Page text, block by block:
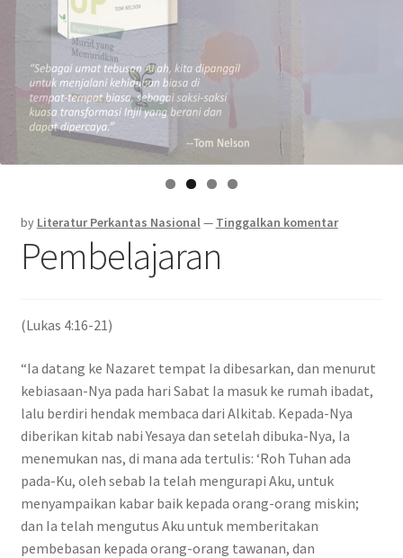
by Literatur Perkantas Nasional— Tinggalkan komentar
Pembelajaran
(Lukas 4:16-21)
“Ia datang ke Nazaret tempat Ia dibesarkan, dan menurut
kebiasaan-Nya pada hari Sabat Ia masuk ke rumah ibadat,
lalu berdiri hendak membaca dari Alkitab. Kepada-Nya
diberikan kitab nabi Yesaya dan setelah dibuka-Nya, Ia
menemukan nas, di mana ada tertulis: ‘Roh Tuhan ada
pada-Ku, oleh sebab Ia telah mengurapi Aku, untuk
menyampaikan kabar baik kepada orang-orang miskin;
dan Ia telah mengutus Aku untuk memberitakan
pembebasan kepada orang-orang tawanan, dan